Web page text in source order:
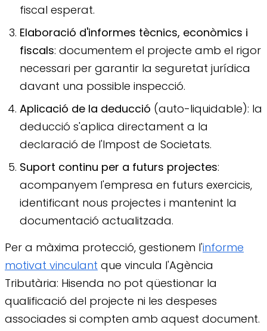
fiscal esperat.
Elaboració d'informes tècnics, econòmics i
fiscals: documentem el projecte amb el rigor
necessari per garantir la seguretat jurídica
davant una possible inspecció.
Aplicació de la deducció (auto-liquidable): la
deducció s'aplica directament a la
declaració de l'Impost de Societats.
Suport continu per a futurs projectes:
acompanyem l'empresa en futurs exercicis,
identificant nous projectes i mantenint la
documentació actualitzada.
Per a màxima protecció, gestionem l'informe
motivat vinculant que vincula l'Agència
Tributària: Hisenda no pot qüestionar la
qualificació del projecte ni les despeses
associades si compten amb aquest document.